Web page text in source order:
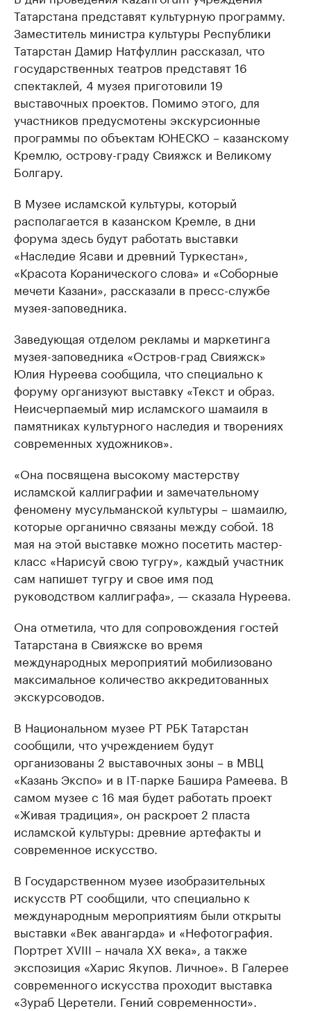
Татарстана представят культурную программу.
Заместитель министра культуры Республики
Татарстан Дамир Натфуллин рассказал, что
государственных театров представят 16
спектаклей, 4 музея приготовили 19
выставочных проектов. Помимо этого, для
участников предусмотены экскурсионные
программы по объектам ЮНЕСКО – казанскому
Кремлю, острову-граду Свияжск и Великому
Болгару.
В Музее исламской культуры, который
располагается в казанском Кремле, в дни
форума здесь будут работать выставки
«Наследие Ясави и древний Туркестан»,
«Красота Коранического слова» и «Соборные
мечети Казани», рассказали в пресс-службе
музея-заповедника.
Заведующая отделом рекламы и маркетинга
музея-заповедника «Остров-град Свияжск»
Юлия Нуреева сообщила, что специально к
форуму организуют выставку «Текст и образ.
Неисчерпаемый мир исламского шамаиля в
памятниках культурного наследия и творениях
современных художников».
«Она посвящена высокому мастерству
исламской каллиграфии и замечательному
феномену мусульманской культуры – шамаилю,
которые органично связаны между собой. 18
мая на этой выставке можно посетить мастер-
класс «Нарисуй свою тугру», каждый участник
сам напишет тугру и свое имя под
руководством каллиграфа», — сказала Нуреева.
Она отметила, что для сопровождения гостей
Татарстана в Свияжске во время
международных мероприятий мобилизовано
максимальное количество аккредитованных
экскурсоводов.
В Национальном музее РТ РБК Татарстан
сообщили, что учреждением будут
организованы 2 выставочных зоны – в МВЦ
«Казань Экспо» и в IT-парке Башира Рамеева. В
самом музее с 16 мая будет работать проект
«Живая традиция», он раскроет 2 пласта
исламской культуры: древние артефакты и
современное искусство.
В Государственном музее изобразительных
искусств РТ сообщили, что специально к
международным мероприятиям были открыты
выставки «Век авангарда» и «Нефотография.
Портрет XVIII – начала XX века», а также
экспозиция «Харис Якупов. Личное». В Галерее
современного искусства проходит выставка
«Зураб Церетели. Гений современности».